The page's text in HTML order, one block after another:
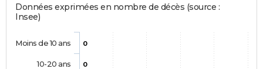
Données exprimées en nombre de décès (source :
Insee)
0
0
Moins de 10 ans
10-20 ans